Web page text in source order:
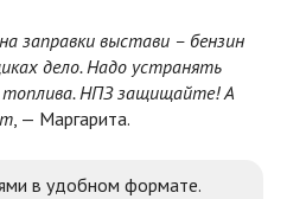
заправки выстави – бензин
дело. Надо устранять
НПЗ защищайте! А
, — Маргарита.
в удобном формате.